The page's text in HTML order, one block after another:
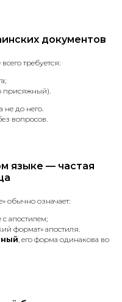
документов
требуется:
присяжный).
не до него.
вопросов.
языке — частая
обычно означает:
апостилем;
формат» апостиля.
, его форма одинакова во